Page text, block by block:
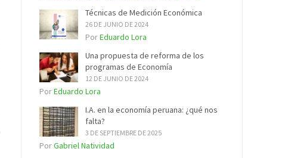
Técnicas de Medición Económica
26 DE JUNIO DE 2024
PorEduardo Lora
Una propuesta de reforma de los
programas de Economía
12 DE JUNIO DE 2024
PorEduardo Lora
I.A. en la economía peruana: ¿qué nos
falta?
3 DE SEPTIEMBRE DE 2025
PorGabriel Natividad